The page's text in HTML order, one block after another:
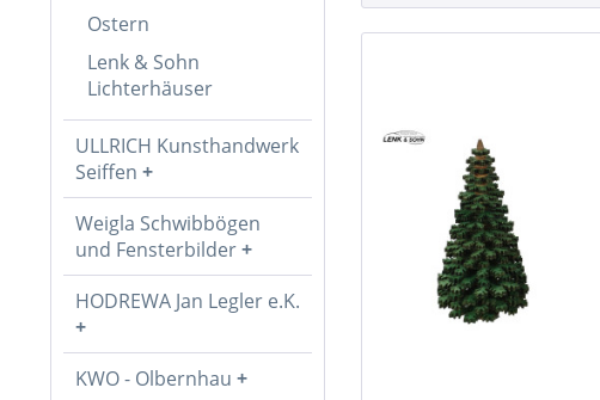
Ostern
Lenk & Sohn
Lichterhäuser
ULLRICH Kunsthandwerk
Seiffen
Weigla Schwibbögen
und Fensterbilder
HODREWA Jan Legler e.K.
KWO - Olbernhau